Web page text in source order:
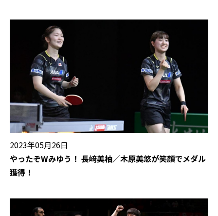
2023年05月26日
やったぞWみゆう！ 長﨑美柚／木原美悠が笑顔でメダル
獲得！